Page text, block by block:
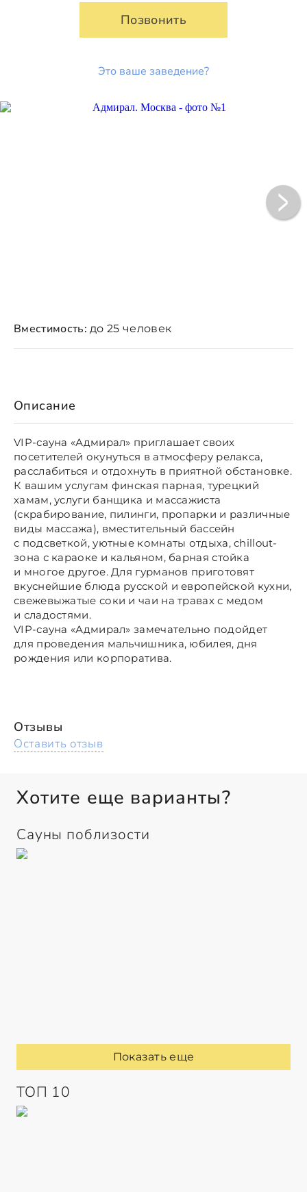
Позвонить
Это ваше заведение?
Описание
VIP-сауна «Адмирал» приглашает своих
посетителей окунуться в атмосферу релакса,
расслабиться и отдохнуть в приятной обстановке.
К вашим услугам финская парная, турецкий
хамам, услуги банщика и массажиста
(скрабирование, пилинги, пропарки и различные
виды массажа), вместительный бассейн
с подсветкой, уютные комнаты отдыха, chillout-
зона с караоке и кальяном, барная стойка
и многое другое. Для гурманов приготовят
вкуснейшие блюда русской и европейской кухни,
свежевыжатые соки и чаи на травах с медом
и сладостями.
VIP-сауна «Адмирал» замечательно подойдет
для проведения мальчишника, юбилея, дня
рождения или корпоратива.
Вместимость: до 25 человек
Отзывы
Оставить отзыв
Хотите еще варианты?
Сауны поблизости
Показать еще
ТОП 10